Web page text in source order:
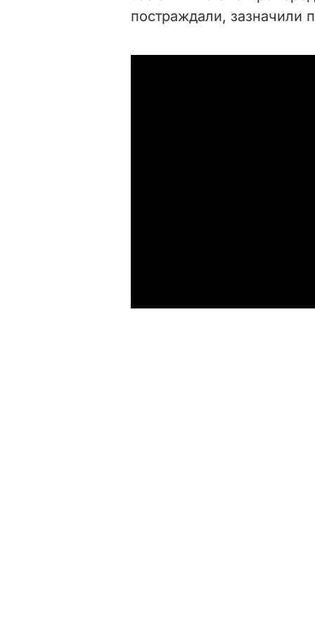
постраждали, зазначили